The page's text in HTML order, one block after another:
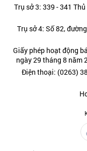
Trụ sở 3: 339 - 341
Trụ sở 4: Số 82,
Giấy phép hoạt động
ngày 29 tháng 8 năm
Điện thoại: (0263)